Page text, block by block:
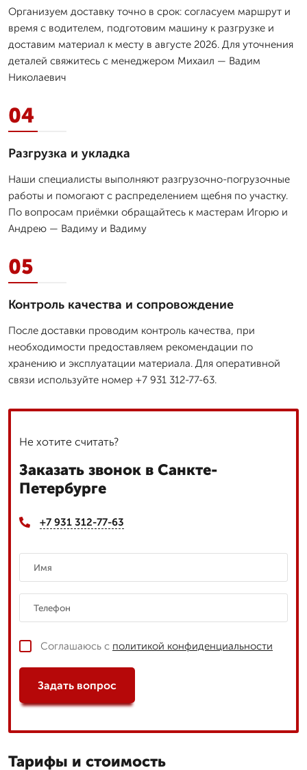
Организуем доставку точно в срок: согласуем маршрут и
время с водителем, подготовим машину к разгрузке и
доставим материал к месту в августе 2026. Для уточнения
деталей свяжитесь с менеджером Михаил — Вадим
Николаевич
04
Разгрузка и укладка
Наши специалисты выполняют разгрузочно-погрузочные
работы и помогают с распределением щебня по участку.
По вопросам приёмки обращайтесь к мастерам Игорю и
Андрею — Вадиму и Вадиму
05
Контроль качества и сопровождение
После доставки проводим контроль качества, при
необходимости предоставляем рекомендации по
хранению и эксплуатации материала. Для оперативной
связи используйте номер +7 931 312-77-63.
Не хотите считать?
Заказать звонок в Санкте-
Петербурге
+7 931 312-77-63
Соглашаюсь с политикой конфиденциальности
Задать вопрос
Тарифы и стоимость